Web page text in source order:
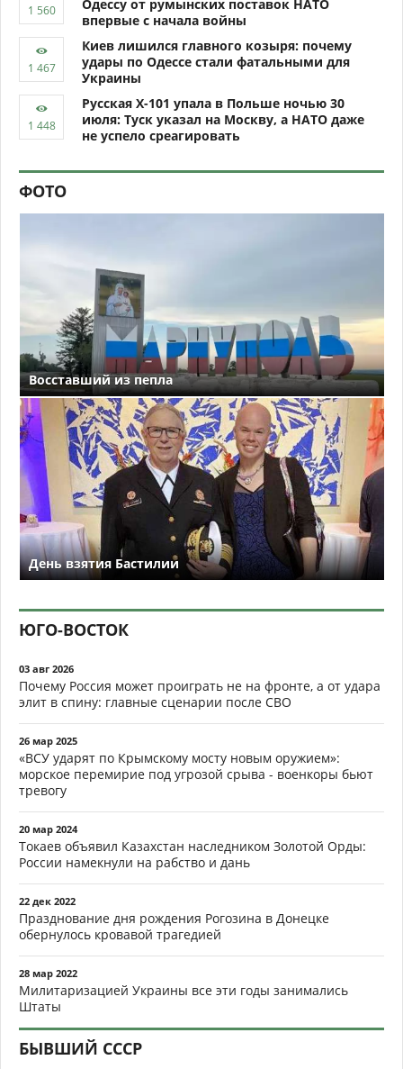
Одессу от румынских поставок НАТО
впервые с начала войны
Киев лишился главного козыря: почему
удары по Одессе стали фатальными для
Украины
Русская Х-101 упала в Польше ночью 30
июля: Туск указал на Москву, а НАТО даже
не успело среагировать
ФОТО
Восставший из пепла
День взятия Бастилии
ЮГО-ВОСТОК
03 авг 2026
Почему Россия может проиграть не на фронте, а от удара
элит в спину: главные сценарии после СВО
26 мар 2025
«ВСУ ударят по Крымскому мосту новым оружием»:
морское перемирие под угрозой срыва - военкоры бьют
тревогу
20 мар 2024
Токаев объявил Казахстан наследником Золотой Орды:
России намекнули на рабство и дань
22 дек 2022
Празднование дня рождения Рогозина в Донецке
обернулось кровавой трагедией
28 мар 2022
Милитаризацией Украины все эти годы занимались
Штаты
БЫВШИЙ СССР